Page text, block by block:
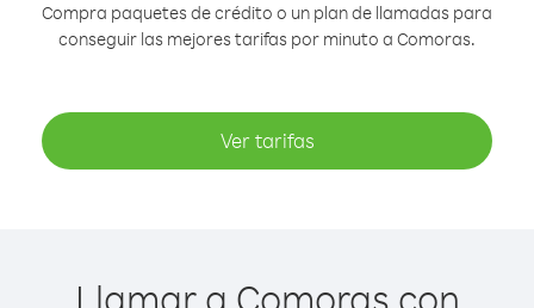
Compra paquetes de crédito o un plan de llamadas para
conseguir las mejores tarifas por minuto a Comoras.
Ver tarifas
Llamar a Comoras con